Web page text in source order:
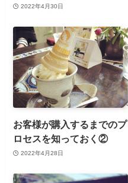
2022年4月30日
お客様が購入するまでのプ
ロセスを知っておく②
2022年4月28日